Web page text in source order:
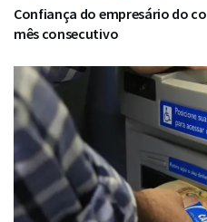
Confiança do empresário do
mês consecutivo